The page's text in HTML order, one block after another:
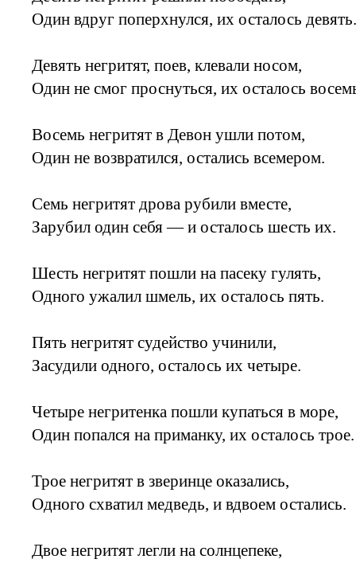
Один вдруг поперхнулся, их осталось девять.
Девять негритят, поев, клевали носом,
Один не смог проснуться, их осталось
Восемь негритят в Девон ушли потом,
Один не возвратился, остались всемером.
Семь негритят дрова рубили вместе,
Зарубил один себя — и осталось шесть их.
Шесть негритят пошли на пасеку гулять,
Одного ужалил шмель, их осталось пять.
Пять негритят судейство учинили,
Засудили одного, осталось их четыре.
Четыре негритенка пошли купаться в море,
Один попался на приманку, их осталось трое.
Трое негритят в зверинце оказались,
Одного схватил медведь, и вдвоем остались.
Двое негритят легли на солнцепеке,